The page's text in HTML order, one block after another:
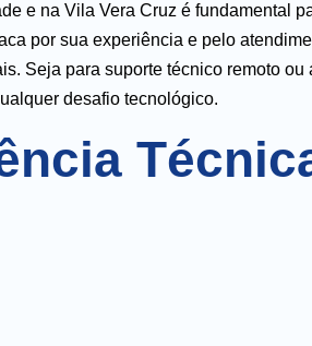
e na Vila Vera Cruz é fundamental
por sua experiência e pelo
Seja para suporte técnico remoto
desafio tecnológico.